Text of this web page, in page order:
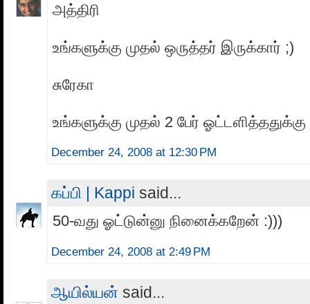
அத்திரி
உங்களுக்கு முதல் ஒருத்தர் இருக்கார் ;)
சுரேகா
உங்களுக்கு முதல் 2 பேர்
December 24, 2008 at 12:30 PM
கப்பி | Kappi said...
50-வது ஓட்டுன்னு நினைக்கறேன் :)))
December 24, 2008 at 2:49 PM
ஆயில்யன் said...